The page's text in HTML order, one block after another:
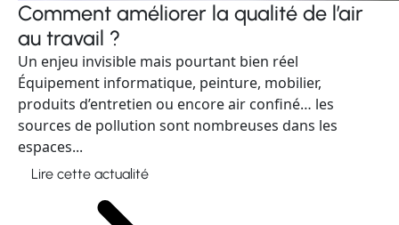
Comment améliorer la qualité de l’air
au travail ?
Un enjeu invisible mais pourtant bien réel
Équipement informatique, peinture, mobilier,
produits d’entretien ou encore air confiné… les
sources de pollution sont nombreuses dans les
espaces...
Lire cette actualité